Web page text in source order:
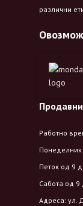
различни
Работно
Понеделник
Петок од 9
Сабота од 9
Адреса: ул.